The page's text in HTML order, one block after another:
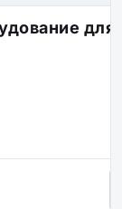
для